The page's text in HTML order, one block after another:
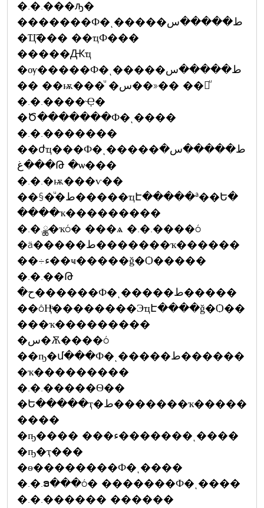
�.�.���ԡ�
�������Ф�ͺ�����ط�����س
�Ҵ͡��� ��ҵФ���
�����Ԫҵ
�ѹ�����Ф�ͺ�����ط�����س
�� ��ѭ���ͧ �س��»�� ��鹷ͧ
�.�.����Ҿ�
�Ծ�������Ф�ͺ����
�.�.�������
��ժҵ���Ф�ͺ�����ط�����س�
���غԹ �ѡ���
�.�.�ѭ���ѵ��
��§�ͧ�ط�����ҵԷ�����ª��Ե�
����ҡ���������
�.�.ྪ�ҡó� ���ѧ �.�.����ó
�ä�����ط�������ҡ������
��÷ء��ҹ�����ǧ�Ѻ�����
�.�.��Թ
�ح������Ф�ͺ�����ط�����
��ôҢͧ��������ЭҵԷ����ǧ�Ѻ��
���ҡ���������
�س�Ѫ����ó
��ҧ�մ���Ф�ͺ�����ط������
�ҡ���������
�.�.�����Ѳ��
�Ե�����ҭ�ط�������ҡ�����
����
�ҧ���� ���ء�������ͺ����
�ҧ�ҭ���
�ѳ��������Ф�ͺ����
�.�.ອ���ó� �������Ф�ͺ����
�.�.������ ������